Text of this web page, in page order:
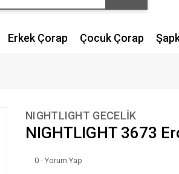
Erkek Çorap Çocuk Çorap
NIGHTLIGHT GECELİK
NIGHTLIGHT 3673
0 - Yorum Yap